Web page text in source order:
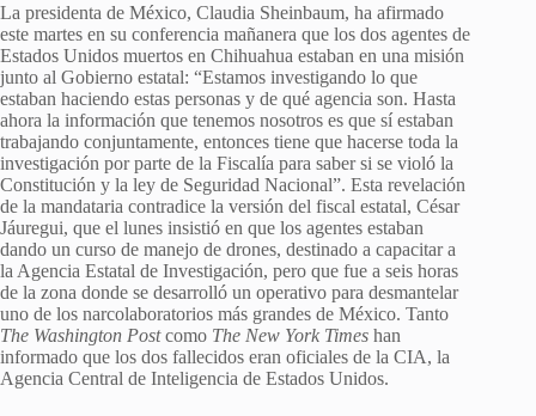
La presidenta de México, Claudia Sheinbaum, ha afirmado
este martes en su conferencia mañanera que los dos agentes de
Estados Unidos muertos en Chihuahua estaban en una misión
junto al Gobierno estatal: “Estamos investigando lo que
estaban haciendo estas personas y de qué agencia son. Hasta
ahora la información que tenemos nosotros es que sí estaban
trabajando conjuntamente, entonces tiene que hacerse toda la
investigación por parte de la Fiscalía para saber si se violó la
Constitución y la ley de Seguridad Nacional”. Esta revelación
de la mandataria contradice la versión del fiscal estatal, César
Jáuregui, que el lunes insistió en que los agentes estaban
dando un curso de manejo de drones, destinado a capacitar a
la Agencia Estatal de Investigación, pero que fue a seis horas
de la zona donde se desarrolló un operativo para desmantelar
uno de los narcolaboratorios más grandes de México. Tanto
The Washington Postcomo The New York Times han
informado que los dos fallecidos eran oficiales de la CIA, la
Agencia Central de Inteligencia de Estados Unidos.